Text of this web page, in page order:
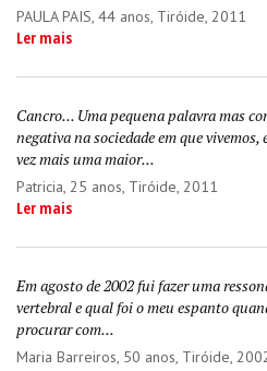
PAULA PAIS, 44 anos, Tiróide, 2011
Ler mais
Cancro... Uma pequena palavra mas
negativa na sociedade em que
vez mais uma maior...
Patricia, 25 anos, Tiróide, 2011
Ler mais
Em agosto de 2002 fui fazer uma
vertebral e qual foi o meu espanto
procurar com...
Maria Barreiros, 50 anos, Tiróide,